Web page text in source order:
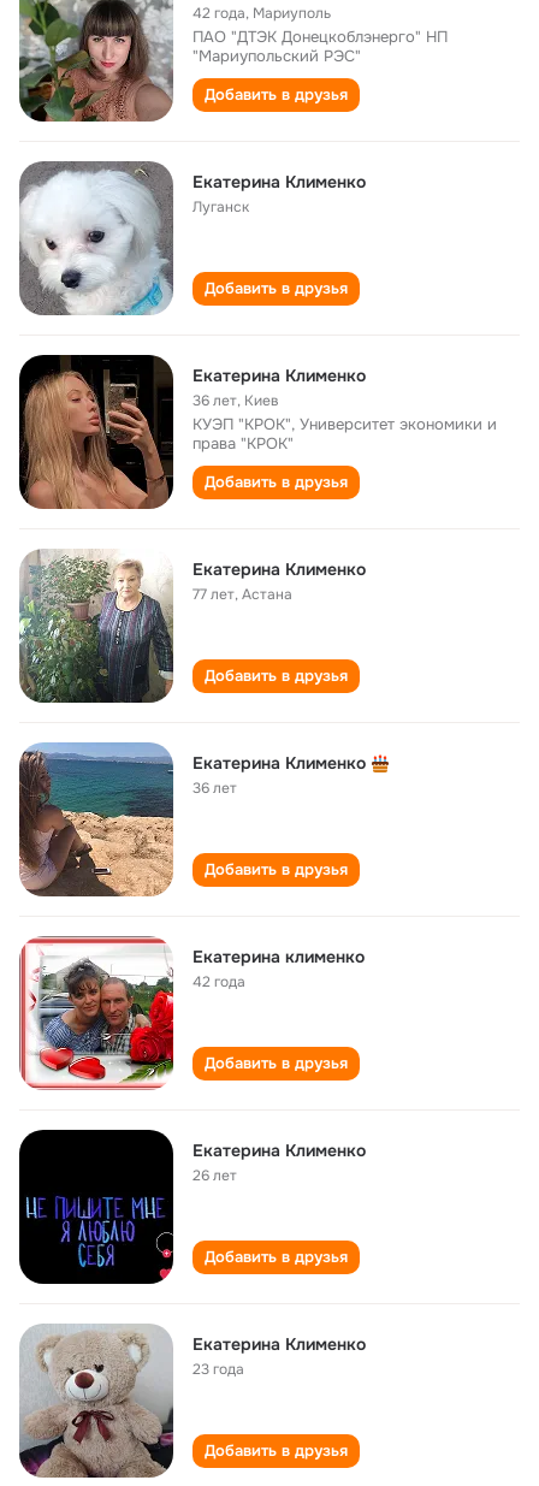
42 года, Мариуполь
ПАО "ДТЭК Донецкоблэнерго" НП
"Мариупольский РЭС"
Добавить в друзья
Екатерина Клименко
Луганск
Добавить в друзья
Екатерина Клименко
36 лет, Киев
КУЭП "КРОК", Университет экономики и
права "КРОК"
Добавить в друзья
Екатерина Клименко
77 лет,Астана
Добавить в друзья
Екатерина Клименко
36 лет
Добавить в друзья
Екатерина клименко
42 года
Добавить в друзья
Екатерина Клименко
26 лет
Добавить в друзья
Екатерина Клименко
23 года
Добавить в друзья